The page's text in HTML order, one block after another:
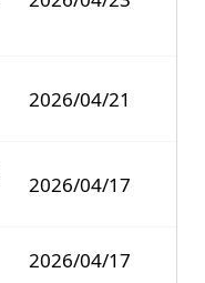
2026/04/21
2026/04/17
2026/04/17